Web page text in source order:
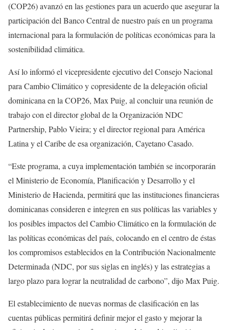
(COP26) avanzó en las gestiones para un acuerdo que asegurar la
participación del Banco Central de nuestro país en un programa
internacional para la formulación de políticas económicas para la
sostenibilidad climática.
Así lo informó el vicepresidente ejecutivo del Consejo Nacional
para Cambio Climático y copresidente de la delegación oficial
dominicana en la COP26, Max Puig, al concluir una reunión de
trabajo con el director global de la Organización NDC
Partnership, Pablo Vieira; y el director regional para América
Latina y el Caribe de esa organización, Cayetano Casado.
“Este programa, a cuya implementación también se incorporarán
el Ministerio de Economía, Planificación y Desarrollo y el
Ministerio de Hacienda, permitirá que las instituciones financieras
dominicanas consideren e integren en sus políticas las variables y
los posibles impactos del Cambio Climático en la formulación de
las políticas económicas del país, colocando en el centro de éstas
los compromisos establecidos en la Contribución Nacionalmente
Determinada (NDC, por sus siglas en inglés) y las estrategias a
largo plazo para lograr la neutralidad de carbono”, dijo Max Puig.
El establecimiento de nuevas normas de clasificación en las
cuentas públicas permitirá definir mejor el gasto y mejorar la